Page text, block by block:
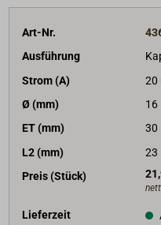
Art-Nr.
Ausführung
Strom (A)
20
Ø (mm)
16
ET (mm)
30
L2 (mm)
23
Preis (Stück)
Lieferzeit